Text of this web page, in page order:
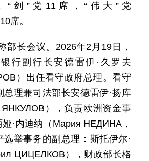
“剑”党11席，“伟大”党
席。
部长会议。2026年2月19日，
行副行长安德雷伊·久罗夫
）出任看守政府总理。看守
总理兼司法部长安德雷伊·扬库
），负责欧洲资金事
娅·内迪纳（Мария НЕДИНА，
举事务的副总理：斯托伊尔·
ЦИЦЕЛКОВ），财政部长格